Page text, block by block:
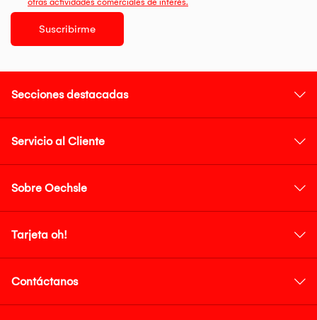
otras actividades comerciales de interés.
Suscribirme
Secciones destacadas
Servicio al Cliente
Sobre Oechsle
Tarjeta oh!
Contáctanos